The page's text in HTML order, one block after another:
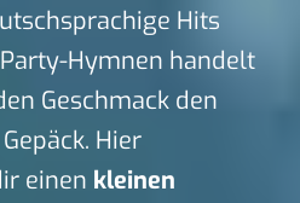
Hits
Hymnen handelt
Geschmack den
Hier
einen kleinen